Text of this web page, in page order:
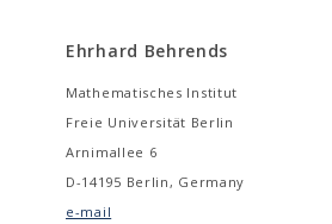
Ehrhard Behrends
Mathematisches Institut
Freie Universität Berlin
Arnimallee 6
D-14195 Berlin, Germany
e-mail